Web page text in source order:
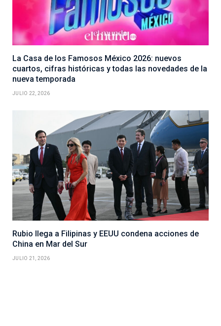
La Casa de los Famosos México 2026: nuevos
cuartos, cifras históricas y todas las novedades de la
nueva temporada
JULIO 22, 2026
Rubio llega a Filipinas y EEUU condena acciones de
China en Mar del Sur
JULIO 21, 2026